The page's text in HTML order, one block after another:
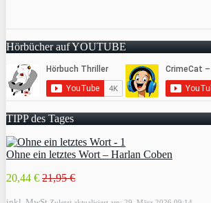
Hörbücher auf YOUTUBE
TIPP des Tages
Ohne ein letztes Wort – Harlan Coben
20,44 € 21,95 €